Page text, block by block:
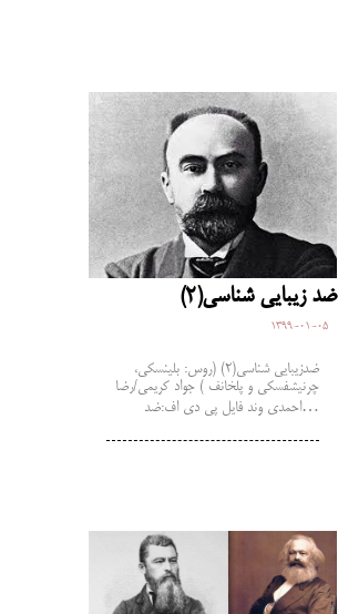
ضد زیبایی شناسی(2)
1399-01-05
ضدزیبایی شناسی(2) (روس: بلینسکی،
چرنیشفسکی و پلخانف ) جواد کریمی/رضا
احمدی وند فایل پی دی اف:ضد…